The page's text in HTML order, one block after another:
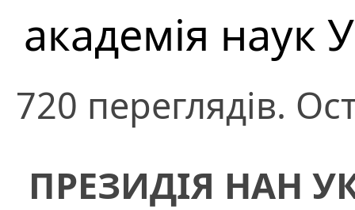
академія наук
720 переглядів.
ПРЕЗИДІЯ НАН